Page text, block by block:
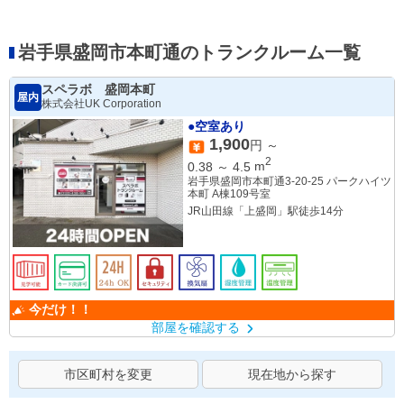
岩手県盛岡市本町通のトランクルーム一覧
屋内
スペラボ 盛岡本町
株式会社UK Corporation
●空室あり
1,900円 ～
0.38 ～ 4.5 m2
岩手県盛岡市本町通3-20-25 パークハイツ
本町 A棟109号室
JR山田線「上盛岡」駅徒歩14分
今だけ！！
部屋を確認する
市区町村を変更 現在地から探す